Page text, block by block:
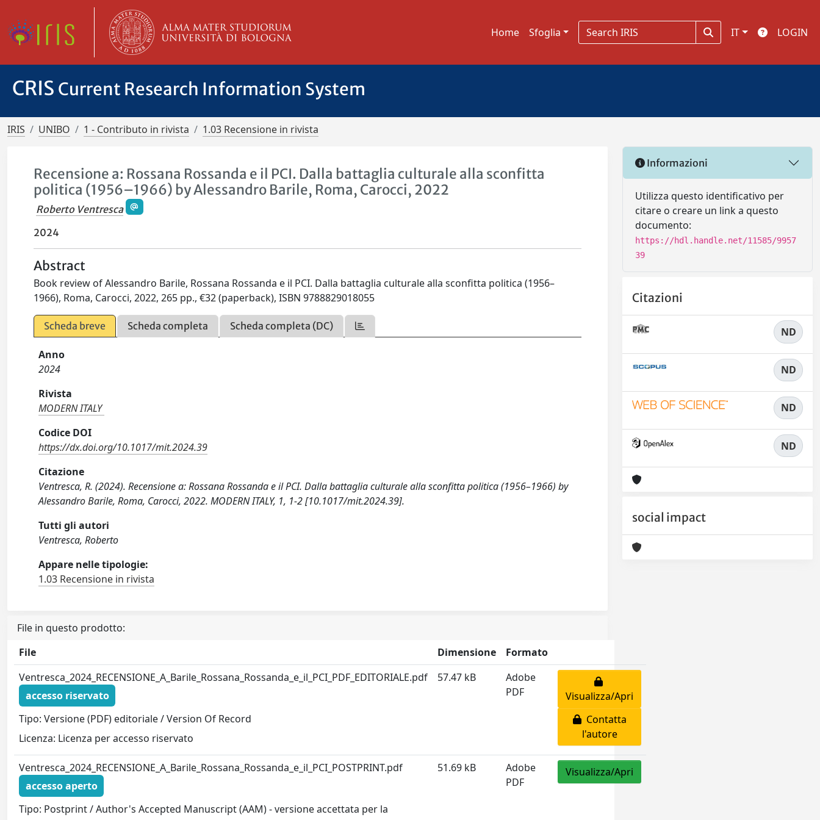
Home Sfoglia IT LOGIN
CRIS Current Research Information System
IRIS UNIBO 1 - Contributo in rivista 1.03 Recensione in rivista
Recensione a: Rossana Rossanda e il PCI. Dalla battaglia culturale alla sconfitta
politica (1956–1966) by Alessandro Barile, Roma, Carocci, 2022
Roberto Ventresca
2024
Abstract
Book review of Alessandro Barile, Rossana Rossanda e il PCI. Dalla battaglia culturale alla sconfitta politica (1956–
1966), Roma, Carocci, 2022, 265 pp., €32 (paperback), ISBN 9788829018055
Scheda breve Scheda completa Scheda completa (DC)
Anno
2024
Rivista
MODERN ITALY
Codice DOI
https://dx.doi.org/10.1017/mit.2024.39
Citazione
Ventresca, R. (2024). Recensione a: Rossana Rossanda e il PCI. Dalla battaglia culturale alla sconfitta politica (1956–1966) by
Alessandro Barile, Roma, Carocci, 2022. MODERN ITALY, 1, 1-2 [10.1017/mit.2024.39].
Tutti gli autori
Ventresca, Roberto
Appare nelle tipologie:
1.03 Recensione in rivista
File in questo prodotto:
File
Dimensione
Formato
Ventresca_2024_RECENSIONE_A_Barile_Rossana_Rossanda_e_il_PCI_PDF_EDITORIALE.pdf
accesso riservato
Tipo: Versione (PDF) editoriale / Version Of Record
Licenza: Licenza per accesso riservato
57.47 kB
Adobe
PDF
Visualizza/Apri
Contatta
l'autore
Ventresca_2024_RECENSIONE_A_Barile_Rossana_Rossanda_e_il_PCI_POSTPRINT.pdf
accesso aperto
Tipo: Postprint / Author's Accepted Manuscript (AAM) - versione accettata per la
51.69 kB
Adobe
PDF
Visualizza/Apri
Informazioni
Utilizza questo identificativo per
citare o creare un link a questo
documento:
https://hdl.handle.net/11585/9957
39
Citazioni
ND
ND
ND
ND
social impact